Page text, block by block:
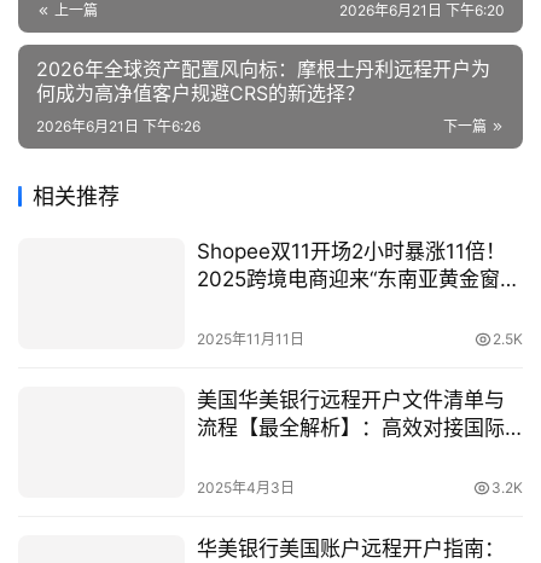
上一篇 2026年6月21日 下午6:20
2026年全球资产配置风向标：摩根士丹利远程开户为
何成为高净值客户规避CRS的新选择？
下一篇
2026年6月21日 下午6:26
相关推荐
Shopee双11开场2小时暴涨11倍！
2025跨境电商迎来“东南亚黄金窗口
2025年11月11日 2.5K
美国华美银行远程开户文件清单与
流程【最全解析】：高效对接国际
2025年4月3日 3.2K
华美银行美国账户远程开户指南：